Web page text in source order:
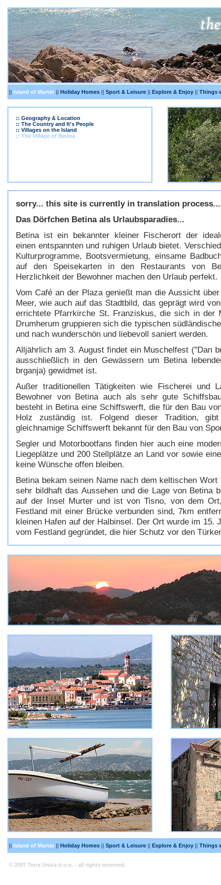
|| Island of Murter || Holiday Homes || Sport & Leisure || Explore & Enjoy || Things
:: Geography & Location
:: The Country and It's People
:: Villages on the Island
:: The Village of Betina
sorry... this site is currently in translation process...
Das Dörfchen Betina als Urlaubsparadies...
Betina ist ein bekannter kleiner Fischerort der
einen entspannten und ruhigen Urlaub bietet.
Kulturprogramme, Bootsvermietung, einsame
auf den Speisekarten in den Restaurants von
Herzlichkeit der Bewohner machen den Urlaub perfekt.
Vom Café an der Plaza genießt man die Aussicht
Meer, wie auch auf das Stadtbild, das geprägt wird
errichtete Pfarrkirche St. Franziskus, die sich in der
Drumherum gruppieren sich die typischen
und nach wunderschön und liebevoll saniert werden.
Alljährlich am 3. August findet ein Muschelfest ("Dan
ausschließlich in den Gewässern um Betina
brganja) gewidmet ist.
Außer traditionellen Tätigkeiten wie Fischerei und
Bewohner von Betina auch als sehr gute
besteht in Betina eine Schiffswerft, die für den Bau
Holz zuständig ist. Folgend dieser Tradition,
gleichnamige Schiffswerft bekannt für den Bau von
Segler und Motorbootfans finden hier auch eine
Liegeplätze und 200 Stellplätze an Land vor sowie
keine Wünsche offen bleiben.
Betina bekam seinen Name nach dem keltischen
sehr bildhaft das Aussehen und die Lage von Betina
auf der Insel Murter und ist von Tisno, von dem
Festland mit einer Brücke verbunden sind, 7km
kleinen Hafen auf der Halbinsel. Der Ort wurde im 15.
vom Festland gegründet, die hier Schutz vor den
|| Island of Murter || Holiday Homes || Sport & Leisure || Explore & Enjoy || Things
© 2007 Terra Unica d.o.o. - all rights reserved.